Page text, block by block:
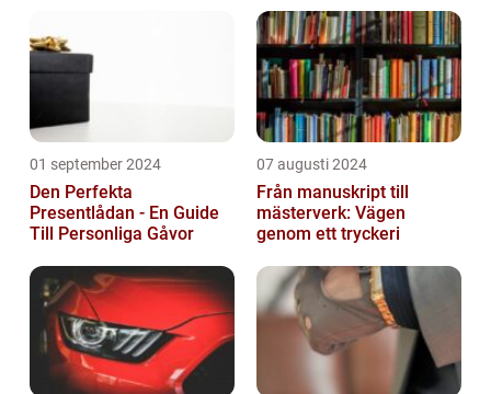
01 september 2024
Den Perfekta
Presentlådan - En Guide
Till Personliga Gåvor
07 augusti 2024
Från manuskript till
mästerverk: Vägen
genom ett tryckeri